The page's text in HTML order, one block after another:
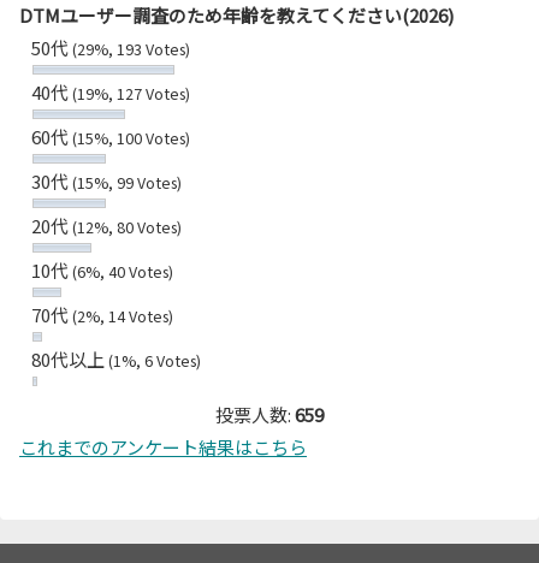
DTMユーザー調査のため年齢を教えてください(2026)
50代(29%, 193 Votes)
40代(19%, 127 Votes)
60代(15%, 100 Votes)
30代(15%, 99 Votes)
20代(12%, 80 Votes)
10代(6%, 40 Votes)
70代(2%, 14 Votes)
80代以上 (1%, 6 Votes)
投票人数:659
これまでのアンケート結果はこちら